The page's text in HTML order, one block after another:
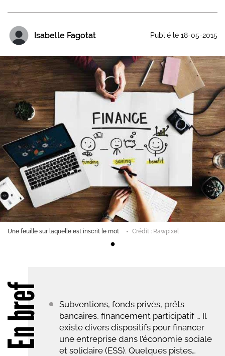
Isabelle Fagotat Publié le 18-05-2015
bref
Subventions, fonds privés, prêts
bancaires, financement participatif … Il
existe divers dispositifs pour financer
une entreprise dans l’économie sociale
et solidaire (ESS). Quelques pistes…
Une feuille sur laquelle est inscrit le mot Crédit : Rawpixel